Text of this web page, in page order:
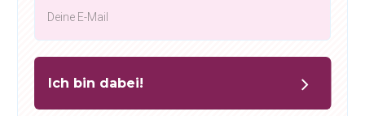
Ich bin dabei!